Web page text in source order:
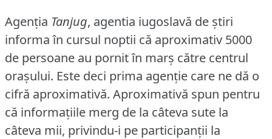
Agenţia Tanjug, agentia iugoslavă de ştiri
informa în cursul noptii că aproximativ 5000
de persoane au pornit în marş către centrul
oraşului. Este deci prima agenţie care ne dă o
cifră aproximativă. Aproximativă spun pentru
că informaţiile merg de la câteva sute la
câteva mii, privindu-i pe participanţii la